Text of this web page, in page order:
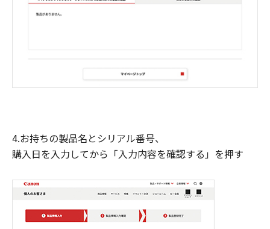
4.お持ちの製品名とシリアル番号、
購入日を入力してから「入力内容を確認する」を押す